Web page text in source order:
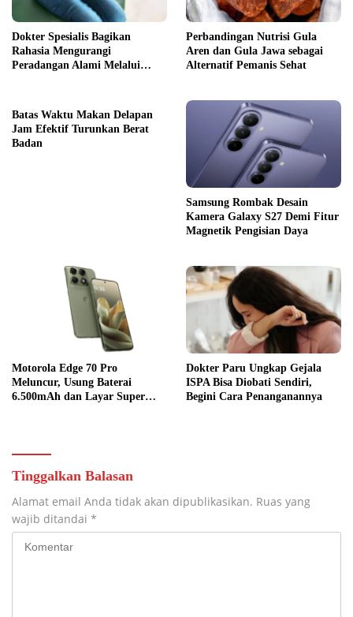
Dokter Spesialis Bagikan
Rahasia Mengurangi
Peradangan Alami Melalui
Perbandingan Nutrisi Gula
Aren dan Gula Jawa sebagai
Alternatif Pemanis Sehat
Batas Waktu Makan Delapan
Jam Efektif Turunkan Berat
Badan
Samsung Rombak Desain
Kamera Galaxy S27 Demi Fitur
Magnetik Pengisian Daya
Motorola Edge 70 Pro
Meluncur, Usung Baterai
6.500mAh dan Layar Super
Dokter Paru Ungkap Gejala
ISPA Bisa Diobati Sendiri,
Begini Cara Penanganannya
Tinggalkan Balasan
Alamat email Anda tidak akan dipublikasikan. Ruas yang
wajib ditandai *